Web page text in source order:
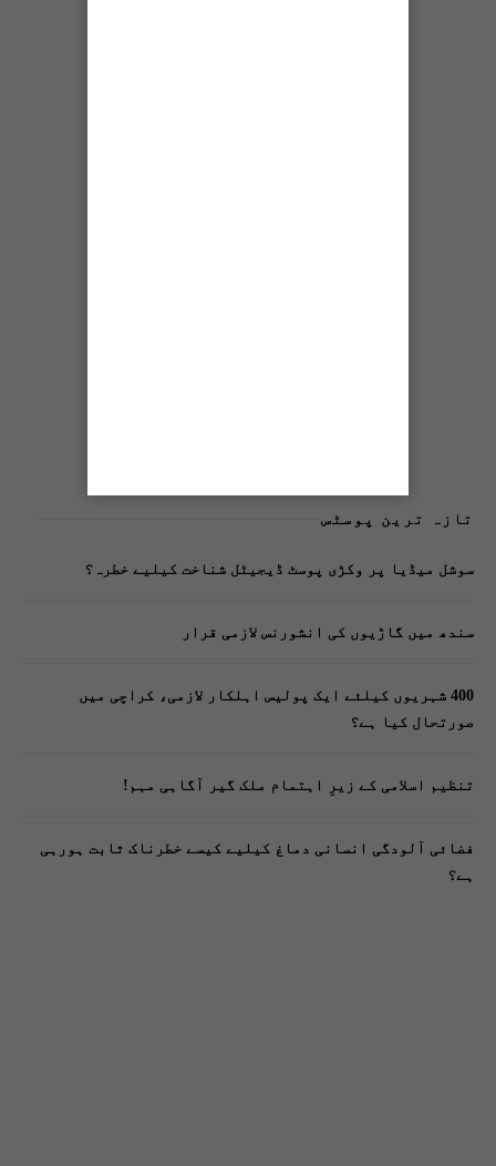
تازہ ترین پوسٹس
سوشل میڈیا پر وکڑی پوسٹ ڈیجیٹل شناخت کیلیے خطرہ؟
سندھ میں گاڑیوں کی انشورنس لازمی قرار
400 شہریوں کیلئے ایک پولیس اہلکار لازمی، کراچی میں
صورتحال کیا ہے؟
تنظیم اسلامی کے زیرِ اہتمام ملک گیر آگاہی مہم!
فضائی آلودگی انسانی دماغ کیلیے کیسے خطرناک ثابت ہورہی
ہے؟